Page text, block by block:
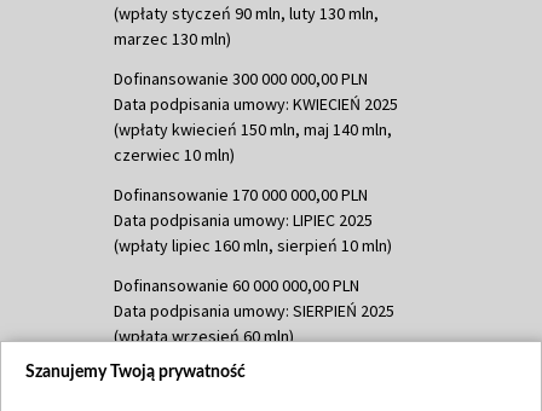
(wpłaty styczeń 90 mln, luty 130 mln,
marzec 130 mln)
Dofinansowanie 300 000 000,00 PLN
Data podpisania umowy: KWIECIEŃ 2025
(wpłaty kwiecień 150 mln, maj 140 mln,
czerwiec 10 mln)
Dofinansowanie 170 000 000,00 PLN
Data podpisania umowy: LIPIEC 2025
(wpłaty lipiec 160 mln, sierpień 10 mln)
Dofinansowanie 60 000 000,00 PLN
Data podpisania umowy: SIERPIEŃ 2025
(wpłata wrzesień 60 mln)
Dofinansowanie 635 783 051,21 PLN
Szanujemy Twoją prywatność